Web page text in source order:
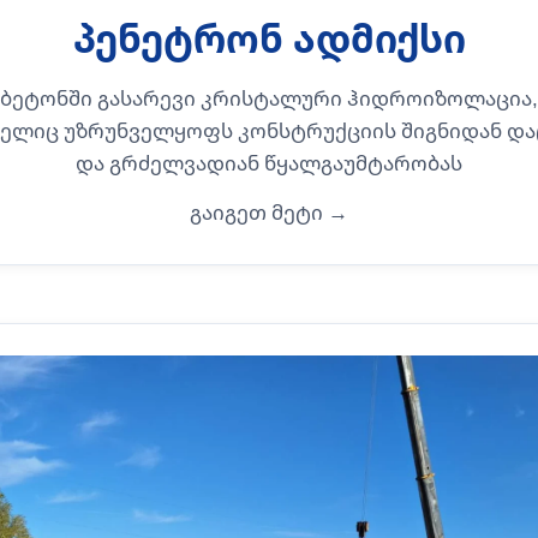
პენეტრონ ადმიქსი
ბეტონში გასარევი კრისტალური ჰიდროიზოლაცია,
უზრუნველყოფს კონსტრუქციის შიგნიდან
და გრძელვადიან წყალგაუმტარობას
გაიგეთ მეტი →